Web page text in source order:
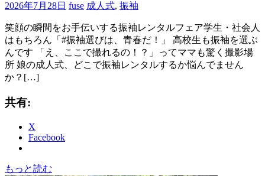
2026年7月28日 fuse 成人式, 振袖
笑顔の瞬間をお手伝いする振袖レンタルフェア学生・社会人
はもちろん「#振袖選びは、青春だ！」 高校生も振袖を選ぶ
んです 「え、ここで撮れるの！？」ってママも驚く撮影場
所 娘の成人式、どこで振袖レンタルするか悩んでません
か？[…]
共有:
X
Facebook
もっと読む